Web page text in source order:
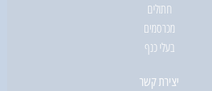
חתולים
מכרסמים
בעלי כנף
יצירת קשר